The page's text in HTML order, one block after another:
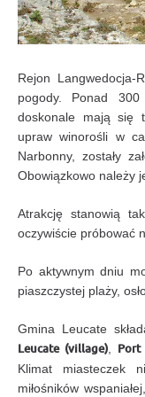
Rejon Langwedocja-
pogody. Ponad
doskonale mają się
upraw winorośli w
Narbonny, zostały
Obowiązkowo należy
Atrakcję stanowią
oczywiście próbować
Po aktywnym dniu
piaszczystej plaży,
Gmina Leucate
Leucate (village), Port
Klimat miasteczek
miłośników